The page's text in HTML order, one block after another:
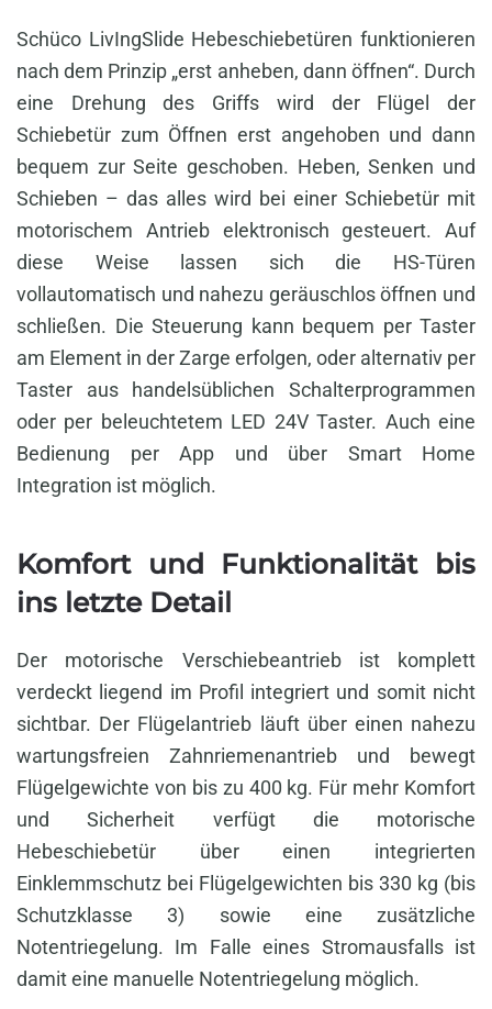
Schüco LivIngSlide Hebeschiebetüren funktionieren
nach dem Prinzip „erst anheben, dann öffnen“. Durch
eine Drehung des Griffs wird der Flügel der
Schiebetür zum Öffnen erst angehoben und dann
bequem zur Seite geschoben. Heben, Senken und
Schieben – das alles wird bei einer Schiebetür mit
motorischem Antrieb elektronisch gesteuert. Auf
diese Weise lassen sich die HS-Türen
vollautomatisch und nahezu geräuschlos öffnen und
schließen. Die Steuerung kann bequem per Taster
am Element in der Zarge erfolgen, oder alternativ per
Taster aus handelsüblichen Schalterprogrammen
oder per beleuchtetem LED 24V Taster. Auch eine
Bedienung per App und über Smart Home
Integration ist möglich.
Komfort und Funktionalität bis
ins letzte Detail
Der motorische Verschiebeantrieb ist komplett
verdeckt liegend im Profil integriert und somit nicht
sichtbar. Der Flügelantrieb läuft über einen nahezu
wartungsfreien Zahnriemenantrieb und bewegt
Flügelgewichte von bis zu 400 kg. Für mehr Komfort
und Sicherheit verfügt die motorische
Hebeschiebetür über einen integrierten
Einklemmschutz bei Flügelgewichten bis 330 kg (bis
Schutzklasse 3) sowie eine zusätzliche
Notentriegelung. Im Falle eines Stromausfalls ist
damit eine manuelle Notentriegelung möglich.